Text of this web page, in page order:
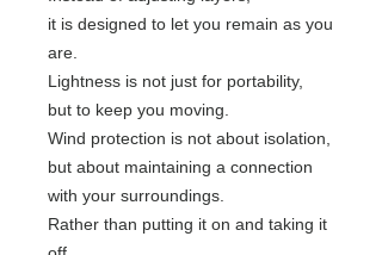
it is designed to let you remain as you
are.
Lightness is not just for portability,
but to keep you moving.
Wind protection is not about isolation,
but about maintaining a connection
with your surroundings.
Rather than putting it on and taking it